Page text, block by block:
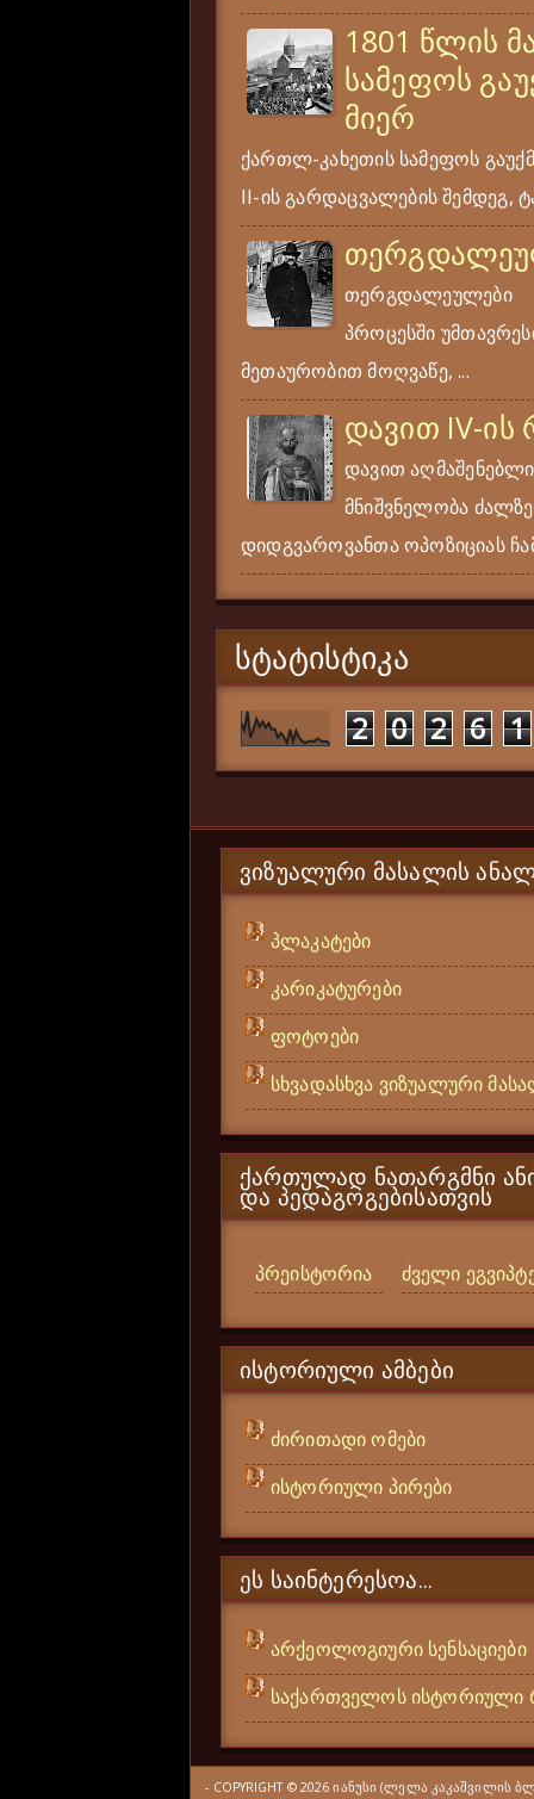
1801 წლის
სამეფოს
მიერ
ქართლ-კახეთის სამეფოს
II-ის გარდაცვალების შემდეგ,
თერგდალეულები
პროცესში
მეთაურობით მოღვაწე, ...
დავით IV-
დავით
მნიშვნელობა
დიდგვაროვანთა ოპოზიციას
ᲡᲢᲐᲢᲘᲡᲢᲘᲙᲐ
2 0 2 6 1
ᲕᲘᲖᲣᲐᲚᲣᲠᲘ ᲛᲐᲡᲐᲚᲘᲡ
პლაკატები
კარიკატურები
ფოტოები
სხვადასხვა ვიზუალური
ᲥᲐᲠᲗᲣᲚᲐᲓ ᲜᲐᲗᲐᲠᲒᲛᲜᲘ
ᲓᲐ ᲞᲔᲓᲐᲒᲝᲒᲔᲑᲘᲡᲐᲗᲕᲘᲡ
პრეისტორია ძველი
ᲘᲡᲢᲝᲠᲘᲣᲚᲘ ᲐᲛᲑᲔᲑᲘ
ძირითადი ომები
ისტორიული პირები
ᲔᲡ ᲡᲐᲘᲜᲢᲔᲠᲔᲡᲝᲐ...
არქეოლოგიური სენსაციები
საქართველოს ისტორიული
- COPYRIGHT © 2026ᲘᲐᲜᲣᲡᲘ (ᲚᲔᲚᲐ ᲙᲐᲙᲐᲨᲕᲘᲚᲘᲡ